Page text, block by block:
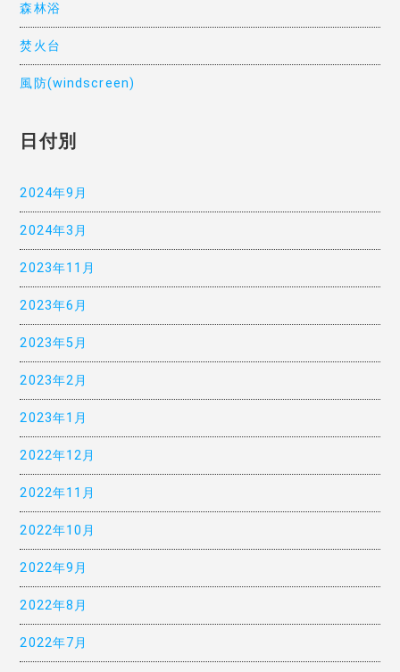
森林浴
焚火台
風防(windscreen)
日付別
2024年9月
2024年3月
2023年11月
2023年6月
2023年5月
2023年2月
2023年1月
2022年12月
2022年11月
2022年10月
2022年9月
2022年8月
2022年7月